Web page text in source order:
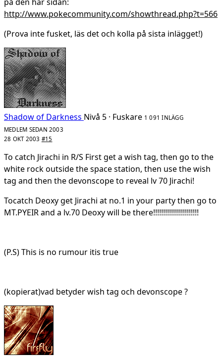
http://www.pokecommunity.com/showthread.php?t=566
(Prova inte fusket, läs det och kolla på sista inlägget!)
Shadow of Darkness Nivå 5 · Fuskare 1 091 INLÄGG
MEDLEM SEDAN 2003
28 OKT 2003 #15
To catch Jirachi in R/S First get a wish tag, then go to the
white rock outside the space station, then use the wish
tag and then the devonscope to reveal lv 70 Jirachi!
Tocatch Deoxy get Jirachi at no.1 in your party then go to
MT.PYEIR and a lv.70 Deoxy will be there!!!!!!!!!!!!!!!!!!!!!!!
(P.S) This is no rumour itis true
(kopierat)vad betyder wish tag och devonscope ?